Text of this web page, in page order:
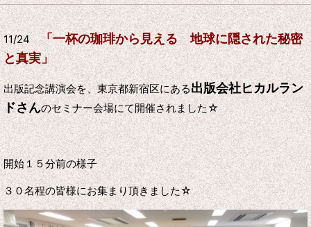
11/24「一杯の珈琲から見える 地球に隠された秘密
と真実」
出版記念講演会を、東京都新宿区にある出版会社ヒカルラン
ドさんのセミナー会場にて開催されました☆
開始１５分前の様子
３０名程の皆様にお集まり頂きました☆